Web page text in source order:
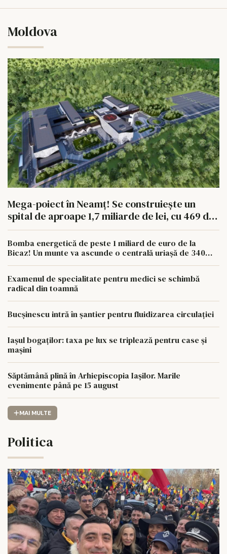
Moldova
Mega-poiect în Neamț! Se construiește un
spital de aproape 1,7 miliarde de lei, cu 469 de
paturi
Bomba energetică de peste 1 miliard de euro de la
Bicaz! Un munte va ascunde o centrală uriașă de 340
Examenul de specialitate pentru medici se schimbă
radical din toamnă
Bucșinescu intră în șantier pentru fluidizarea circulației
Iașul bogaților: taxa pe lux se triplează pentru case și
mașini
Săptămână plină în Arhiepiscopia Iașilor. Marile
evenimente până pe 15 august
MAI MULTE
Politica